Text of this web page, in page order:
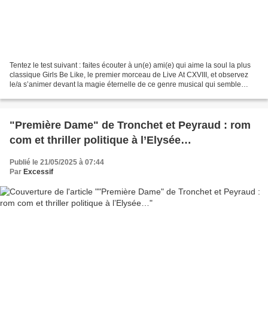
Tentez le test suivant : faites écouter à un(e) ami(e) qui aime la soul la plus
classique Girls Be Like, le premier morceau de Live At CXVIII, et observez
le/a s’animer devant la magie éternelle de ce genre musical qui semble
"Première Dame" de Tronchet et Peyraud : rom
com et thriller politique à l’Elysée…
Publié le 21/05/2025 à 07:44
Par Excessif